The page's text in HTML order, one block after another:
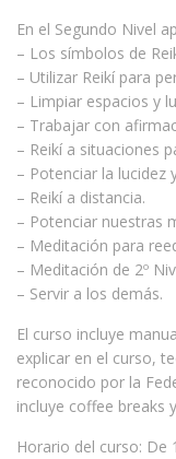
En el Segundo Nivel
– Los símbolos de
– Utilizar Reikí para
– Limpiar espacios y
– Trabajar con
– Reikí a situaciones
– Potenciar la lucidez
– Reikí a distancia.
– Potenciar nuestras
– Meditación para
– Meditación de 2º
– Servir a los demás.
El curso incluye
explicar en el curso,
reconocido por la
incluye coffee breaks
Horario del curso: De